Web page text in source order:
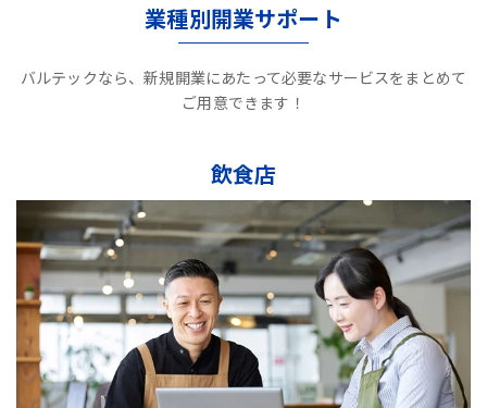
業種別開業サポート
バルテックなら、新規開業にあたって必要なサービスをまとめて
ご用意できます！
飲食店